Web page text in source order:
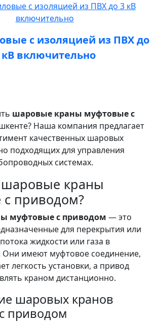
с изоляцией из ПВХ до
кВ включительно
шаровые краны муфтовые с
Наша компания предлагает
качественных шаровых
подходящих для управления
системах.
шаровые краны
приводом?
муфтовые с приводом — это
для перекрытия или
жидкости или газа в
Они имеют муфтовое соединение,
легкость установки, а привод
краном дистанционно.
шаровых кранов
приводом